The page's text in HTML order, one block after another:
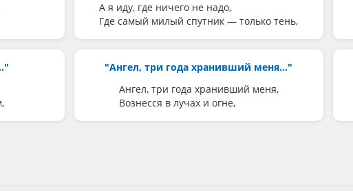
А я иду, где ничего не надо,
Где самый милый спутник — только тень,
"Ангел, три года хранивший меня..."
Ангел, три года хранивший меня,
Вознесся в лучах и огне,